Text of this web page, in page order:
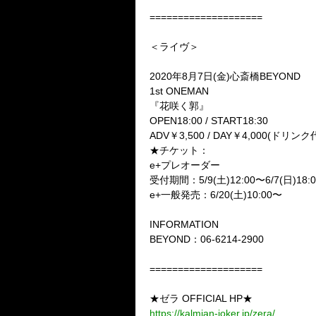
====================
＜ライヴ＞
2020年8月7日(金)心斎橋BEYOND
1st ONEMAN
『花咲く郭』
OPEN18:00 / START18:30
ADV￥3,500 / DAY￥4,000(ドリンク
★チケット：
e+プレオーダー
受付期間：5/9(土)12:00〜6/7(日
e+一般発売：6/20(土)10:00〜
INFORMATION
BEYOND：06-6214-2900
====================
★ゼラ OFFICIAL HP★
https://kalmian-joker.jp/zera/